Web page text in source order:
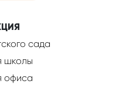
сада
школы
офиса